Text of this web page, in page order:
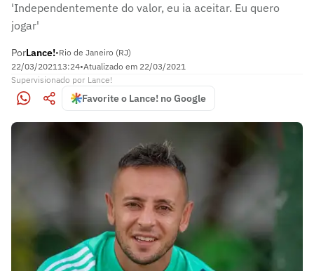
'Independentemente do valor, eu ia aceitar. Eu quero
jogar'
PorLance!•Rio de Janeiro (RJ)
22/03/202113:24•Atualizado em 22/03/2021
Supervisionado por Lance!
Favorite o Lance! no Google